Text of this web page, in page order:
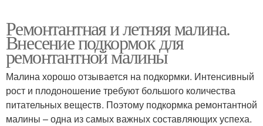
Ремонтантная и летняя малина.
Внесение подкормок для
ремонтантной малины
Малина хорошо отзывается на подкормки. Интенсивный
рост и плодоношение требуют большого количества
питательных веществ. Поэтому подкормка ремонтантной
малины – одна из самых важных составляющих успеха.